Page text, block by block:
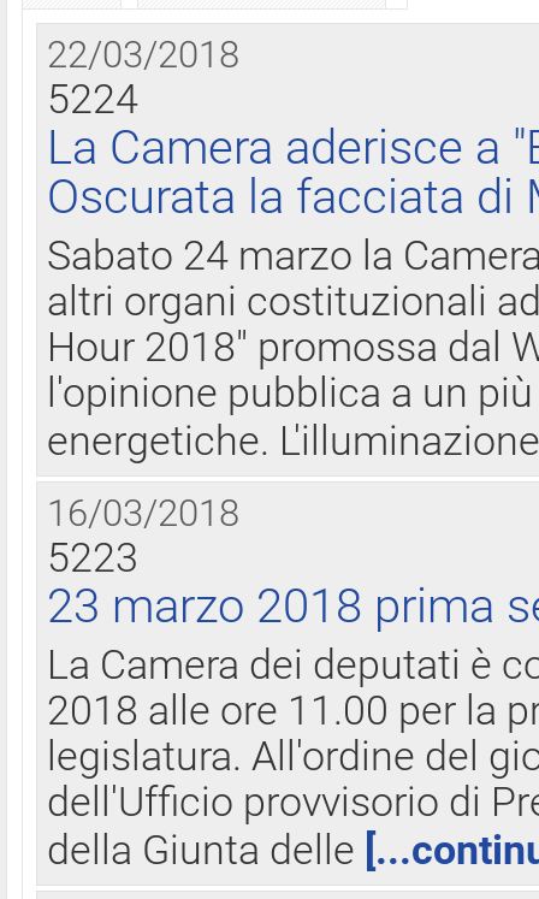
22/03/2018
5224
La Camera aderisce a
Oscurata la facciata di
Sabato 24 marzo la
altri organi costituzionali
Hour 2018" promossa dal
l'opinione pubblica a un
energetiche.
16/03/2018
5223
23 marzo 2018 prima
La Camera dei deputati è
2018 alle ore 11.00 per la
legislatura. All'ordine del
dell'Ufficio provvisorio di
della Giunta delle